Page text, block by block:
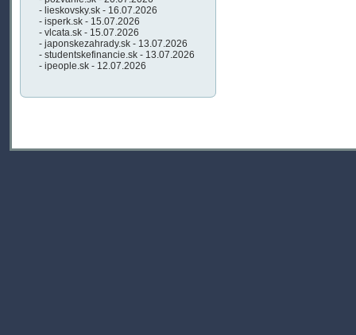
- lieskovsky.sk - 16.07.2026
- isperk.sk - 15.07.2026
- vlcata.sk - 15.07.2026
- japonskezahrady.sk - 13.07.2026
- studentskefinancie.sk - 13.07.2026
- ipeople.sk - 12.07.2026